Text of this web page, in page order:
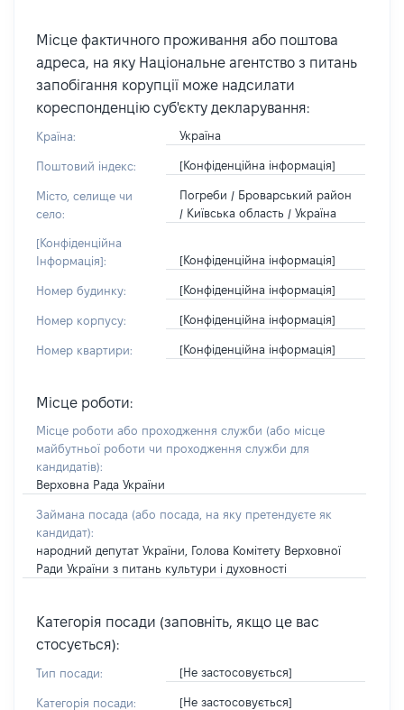
Місце фактичного проживання або поштова
адреса, на яку Національне агентство з питань
запобігання корупції може надсилати
кореспонденцію суб'єкту декларування:
Країна: Україна
Поштовий індекс: [Конфіденційна інформація]
Місто, селище чи
село:
Погреби / Броварський район
/ Київська область / Україна
[Конфіденційна
Інформація]:
[Конфіденційна інформація]
Номер будинку: [Конфіденційна інформація]
Номер корпусу: [Конфіденційна інформація]
Номер квартири: [Конфіденційна інформація]
Місце роботи:
Місце роботи або проходження служби (або місце
майбутньої роботи чи проходження служби для
кандидатів):
Верховна Рада України
Займана посада (або посада, на яку претендуєте як
кандидат):
народний депутат України, Голова Комітету Верховної
Ради України з питань культури і духовності
Категорія посади (заповніть, якщо це вас
стосується):
Тип посади: [Не застосовується]
Категорія посади: [Не застосовується]